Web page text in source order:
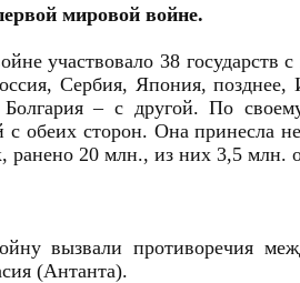
мировой войне.
участвовало 38
Сербия, Япония,
– с другой. По
с обеих сторон. Она принесла
ранено 20 млн., из них 3,5 млн.
вызвали противоречия
(Антанта).